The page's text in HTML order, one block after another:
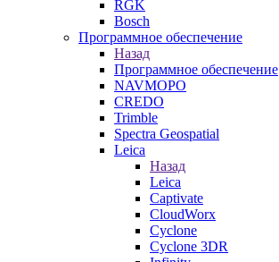
RGK
Bosch
Программное обеспечение
Назад
Программное обеспечение
NAVMOPO
CREDO
Trimble
Spectra Geospatial
Leica
Назад
Leica
Captivate
CloudWorx
Cyclone
Cyclone 3DR